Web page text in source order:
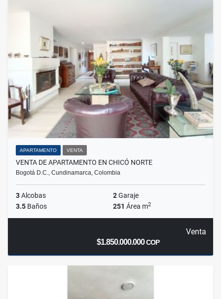
APARTAMENTO VENTA
VENTA DE APARTAMENTO EN CHICÓ NORTE
Bogotá D.C., Cundinamarca, Colombia
3Alcobas 2Garaje
3.5 Baños 251 Área m2
Venta
$1.850.000.000COP